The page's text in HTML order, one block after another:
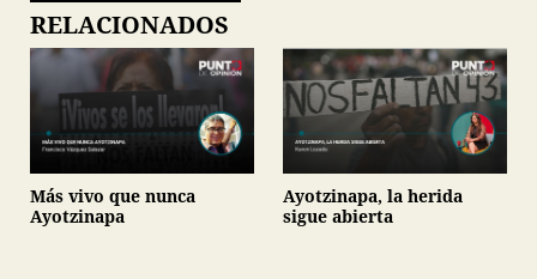
RELACIONADOS
Más vivo que nunca
Ayotzinapa
Ayotzinapa, la herida
sigue abierta